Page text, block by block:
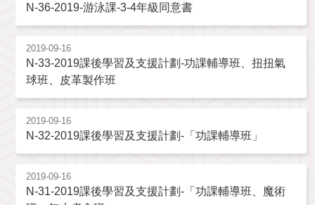
N-36-2019-游泳課-3-4年級同意書
2019-09-16
N-33-2019課後學習及支援計劃-功課輔導班、扭扭氣
球班、皮革製作班
2019-09-16
N-32-2019課後學習及支援計劃-「功課輔導班」
2019-09-16
N-31-2019課後學習及支援計劃-「功課輔導班、魔術